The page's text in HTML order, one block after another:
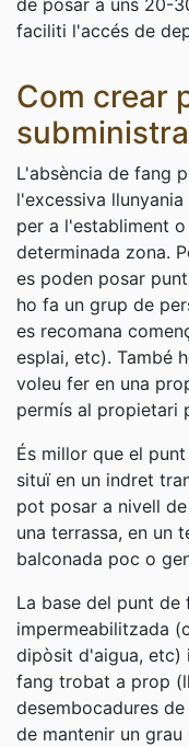
faciliti l'accés de
Com crear
L'absència de fang
l'excessiva
per a l'establiment
determinada zona.
es poden posar
ho fa un grup de
es recomana
esplai, etc). També
voleu fer en una
permís al propietari
És millor que el
situï en un indret
pot posar a nivell
una terrassa, en un
balconada poc o
La base del punt de
impermeabilitzada
dipòsit d'aigua, etc)
fang trobat a prop
desembocadures
de mantenir un